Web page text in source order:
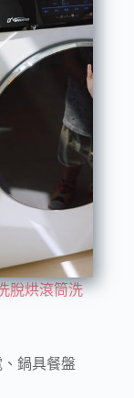
脫烘滾筒洗
鍋具餐盤